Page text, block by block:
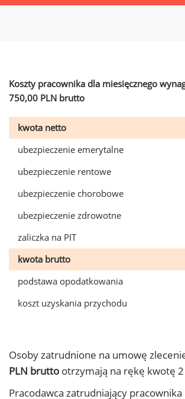
Koszty pracownika dla miesięcznego
750,00 PLN brutto
kwota netto
ubezpieczenie emerytalne
ubezpieczenie rentowe
ubezpieczenie chorobowe
ubezpieczenie zdrowotne
zaliczka na PIT
kwota brutto
podstawa opodatkowania
koszt uzyskania przychodu
Osoby zatrudnione na umowę
PLN brutto otrzymają na rękę kwotę
Pracodawca zatrudniający